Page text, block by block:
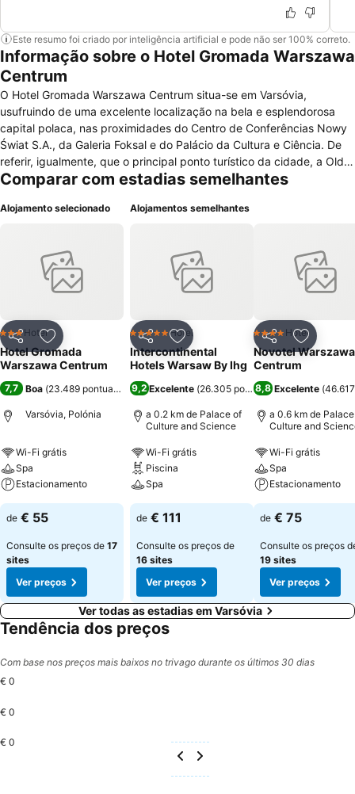
Este resumo foi criado por inteligência artificial e pode não ser 100% correto.
Informação sobre o Hotel Gromada Warszawa
Centrum
O Hotel Gromada Warszawa Centrum situa-se em Varsóvia,
usufruindo de uma excelente localização na bela e esplendorosa
capital polaca, nas proximidades do Centro de Conferências Nowy
Świat S.A., da Galeria Foksal e do Palácio da Cultura e Ciência. De
referir, igualmente, que o principal ponto turístico da cidade, a Old
Town, se encontra a cerca de 1.5km de distância. A nível de
possuindo aquecimento, secretária, televisão por satélite, rádio e
carácter geral como um restaurante especializado em cozinha
tradicional polaca e internacional, um bar, pequeno-almoço servido
diariamente, recepção 24h, quartos para não fumadores e para
reuniões, serviço de câmbios, salão de beleza, loja de recordações
e reprografia. De referir, ainda, que o hotel disponibiliza ligação à
Internet, gratuitamente. Da mesma forma, o hotel disponibiliza
estimação são admitidos neste hotel.
Comparar com estadias semelhantes
Alojamento selecionado
PartilharAdicionar aos favoritos
3 Estrelas
Hotel
Hotel Gromada
Warszawa Centrum
7,7 Boa (23.489 pontuações)
Varsóvia, Polónia
Wi-Fi grátis
Spa
Estacionamento
de € 55
Consulte os preços de 17
sites
Ver preços
Alojamentos semelhantes
PartilharAdicionar aos favoritos
5 EstrelasHotel
Intercontinental
Hotels Warsaw By Ihg
9,2 Excelente (26.305 pontuações)
a 0.2 km de Palace of
Culture and Science
Wi-Fi grátis
Piscina
Spa
de € 111
Consulte os preços de
16 sites
Ver preços
Partilhar
4 EstrelasHotel
Novotel Warszawa
Centrum
8,8 Excelente (
a 0.6 km de
Culture and
Wi-Fi grátis
Spa
Estacionamento
de € 75
Consulte os preços
19 sites
Ver preços
Ver todas as estadias em Varsóvia
Tendência dos preços
Com base nos preços mais baixos no trivago durante os últimos 30 dias
€ 0
€ 0
€ 0